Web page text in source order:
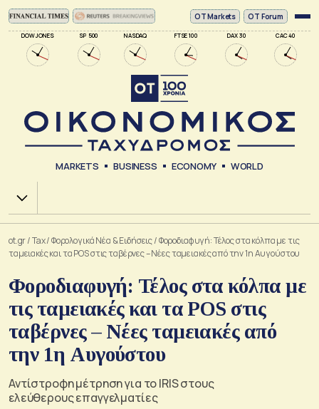
DOW JONES SP 500 NASDAQ FTSE 100 DAX 30 CAC 40
ΟΤ Markets OT Forum
MARKETS BUSINESS ECONOMY WORLD
Χ.Α.
ot.gr/Tax/Φορολογικά Νέα & Eιδήσεις/Φοροδιαφυγή: Τέλος στα κόλπα με τις
ταμειακές και τα POS στις ταβέρνες – Nέες ταμειακές από την 1η Αυγούστου
Φοροδιαφυγή: Τέλος στα κόλπα με
τις ταμειακές και τα POS στις
ταβέρνες – Nέες ταμειακές από
την 1η Αυγούστου
Αντίστροφη μέτρηση για το IRIS στους
ελεύθερους επαγγελματίες